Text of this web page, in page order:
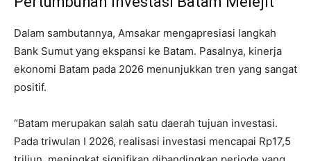
Dalam sambutannya, Amsakar mengapresiasi langkah
Bank Sumut yang ekspansi ke Batam. Pasalnya, kinerja
ekonomi Batam pada 2026 menunjukkan tren yang sangat
positif.
“Batam merupakan salah satu daerah tujuan investasi.
Pada triwulan I 2026, realisasi investasi mencapai Rp17,5